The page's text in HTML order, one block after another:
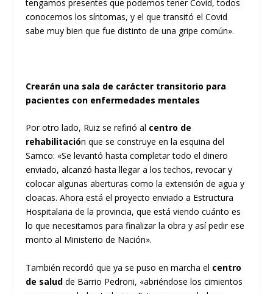
tengamos presentes que podemos tener Covid, todos
conocemos los síntomas, y el que transitó el Covid
sabe muy bien que fue distinto de una gripe común».
Crearán una sala de carácter transitorio para
pacientes con enfermedades mentales
Por otro lado, Ruiz se refirió al centro de
rehabilitación que se construye en la esquina del
Samco: «Se levantó hasta completar todo el dinero
enviado, alcanzó hasta llegar a los techos, revocar y
colocar algunas aberturas como la extensión de agua y
cloacas. Ahora está el proyecto enviado a Estructura
Hospitalaria de la provincia, que está viendo cuánto es
lo que necesitamos para finalizar la obra y así pedir ese
monto al Ministerio de Nación».
También recordó que ya se puso en marcha el centro
de salud de Barrio Pedroni, «abriéndose los cimientos